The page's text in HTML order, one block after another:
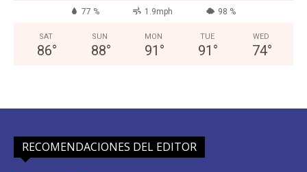
77 % 1.9mph 98 %
SAT
86°
SUN
88°
MON
91 °
TUE
91 °
WED
74°
RECOMENDACIONES DEL EDITOR